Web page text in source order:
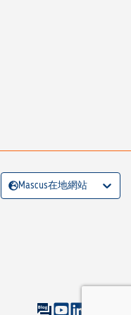
Mascus在地網站